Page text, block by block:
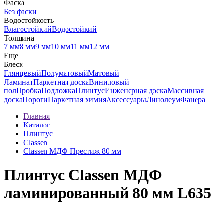
Фаска
Без фаски
Водостойкость
ВлагостойкийВодостойкий
Толщина
7 мм8 мм9 мм10 мм11 мм12 мм
Еще
Блеск
ГлянцевыйПолуматовыйМатовый
ЛаминатПаркетная доскаВиниловый
полПробкаПодложкаПлинтусИнженерная доскаМассивная
доскаПорогиПаркетная химияАксессуарыЛинолеумФанера
Главная
Каталог
Плинтус
Classen
Classen МДФ Престиж 80 мм
Плинтус Classen МДФ
ламинированный 80 мм L635